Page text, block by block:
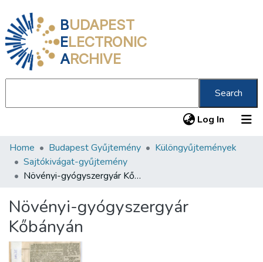
BUDAPEST
ELECTRONIC
ARCHIVE
Search
Log In (current)
Communities & Collections
All of DSpace
About us
Home Budapest Gyűjtemény
Különgyűjtemények
Sajtókivágat-gyűjtemény
Növényi-gyógyszergyár Kőbányán
Növényi-gyógyszergyár
Kőbányán